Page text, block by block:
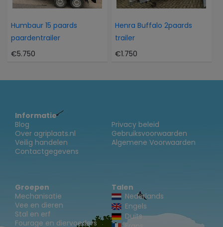
Humbaur 15 paards
paardentrailer
€5.750
Henra Buffalo 2paards
trailer
€1.750
Informatie
Blog
Over agriplaats.nl
Veilig handelen
Contactgegevens
Privacy beleid
Gebruiksvoorwaarden
Algemene Voorwaarden
Groepen
Mechanisatie
Vee en dieren
Stal en erf
Fourage en diervoeders
Talen
Nederlands
Engels
Duits